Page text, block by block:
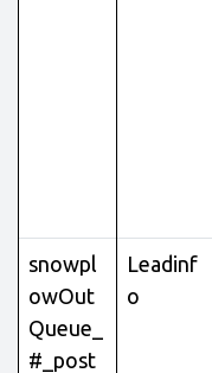
snowpl
owOut
Queue_
#_post
Leadinf
o